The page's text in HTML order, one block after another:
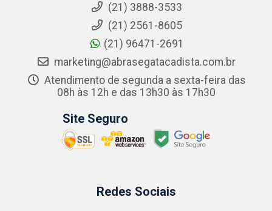
(21) 3888-3533
(21) 2561-8605
(21) 96471-2691
marketing@abrasegatacadista.com.br
Atendimento de segunda a sexta-feira das
08h às 12h e das 13h30 às 17h30
Site Seguro
Redes Sociais